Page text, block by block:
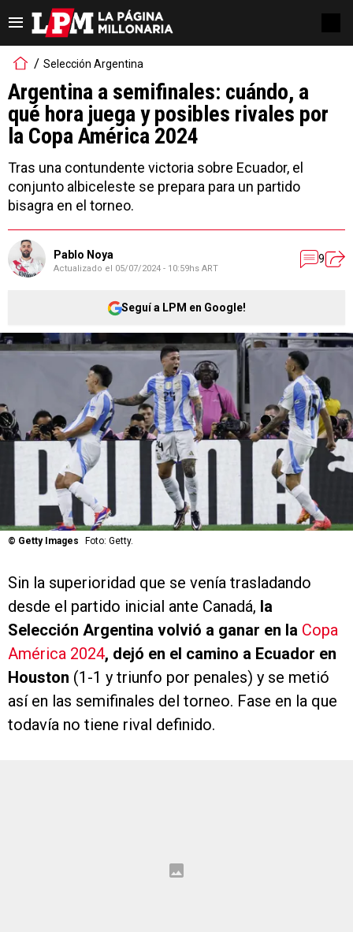
Selección Argentina
Argentina a semifinales: cuándo, a
qué hora juega y posibles rivales por
la Copa América 2024
Tras una contundente victoria sobre Ecuador, el
conjunto albiceleste se prepara para un partido
bisagra en el torneo.
Pablo Noya
Actualizado el 05/07/2024 - 10:59hs ART
9
Seguí a LPM en Google!
© Getty Images Foto: Getty.
Sin la superioridad que se venía trasladando
desde el partido inicial ante Canadá, la
Selección Argentina volvió a ganar en la Copa
América 2024, dejó en el camino a Ecuador en
Houston (1-1 y triunfo por penales) y se metió
así en las semifinales del torneo. Fase en la que
todavía no tiene rival definido.